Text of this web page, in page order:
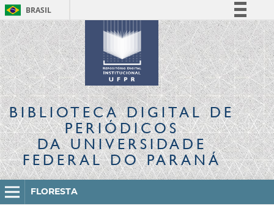
BRASIL
Simplifique!
Comunica BR
Participe
Acesso à informação
Legislação
Canais
BIBLIOTECA DIGITALDE
PERIÓDICOS
DA UNIVERSIDADE
FEDERAL DO PARANÁ
FLORESTA